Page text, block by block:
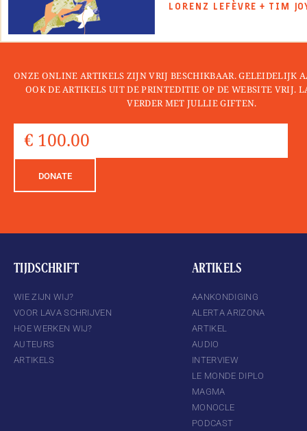
LORENZ LEFÈVRE + TIM
ONZE ONLINE ARTIKELS ZIJN VRIJ BESCHIKBAAR. GELEIDELIJK
OOK DE ARTIKELS UIT DE PRINTEDITIE OP DE WEBSITE VRIJ.
VERDER MET JULLIE GIFTEN.
DONATE
TIJDSCHRIFT
WIE ZIJN WIJ?
VOOR LAVA SCHRIJVEN
HOE WERKEN WIJ?
AUTEURS
ARTIKELS
ARTIKELS
AANKONDIGING
ALERTA ARIZONA
ARTIKEL
AUDIO
INTERVIEW
LE MONDE DIPLO
MAGMA
MONOCLE
PODCAST